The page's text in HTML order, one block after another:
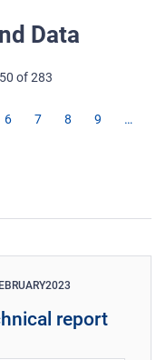
Data
of 283
6 7 8 9 …
2023
report